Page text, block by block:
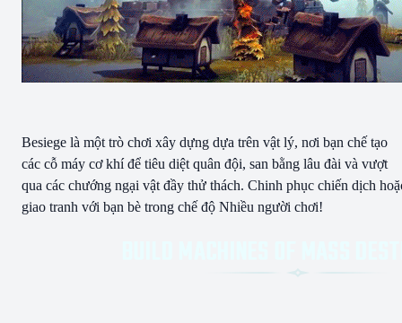
Besiege là một trò chơi xây dựng dựa trên vật lý, nơi bạn chế tạo
các cỗ máy cơ khí để tiêu diệt quân đội, san bằng lâu đài và vượt
qua các chướng ngại vật đầy thử thách. Chinh phục chiến dịch
giao tranh với bạn bè trong chế độ Nhiều người chơi!